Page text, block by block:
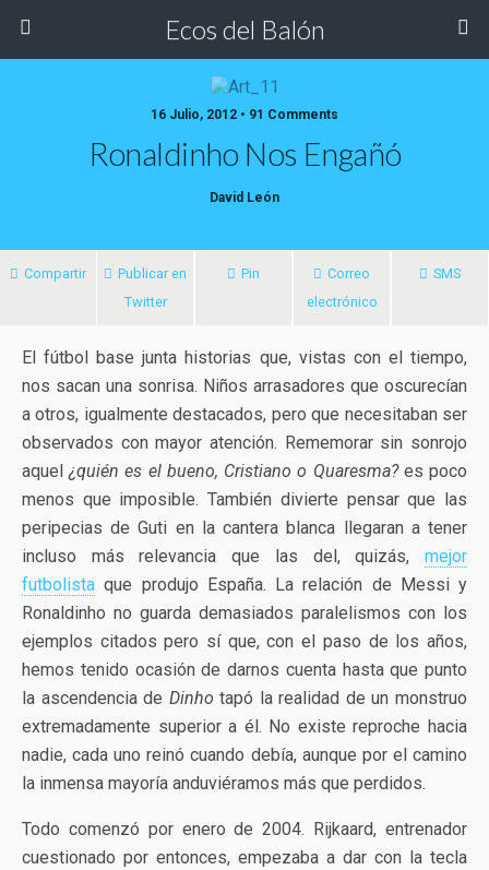
Ecos del Balón
16 Julio, 2012 • 91 Comments
Ronaldinho Nos Engañó
David León
Compartir
Publicar en
Twitter
Pin
Correo
electrónico
SMS
El fútbol base junta historias que, vistas con el tiempo,
nos sacan una sonrisa. Niños arrasadores que oscurecían
a otros, igualmente destacados, pero que necesitaban ser
observados con mayor atención. Rememorar sin sonrojo
aquel¿quién es el bueno, Cristiano o Quaresma?es poco
menos que imposible. También divierte pensar que las
peripecias de Guti en la cantera blanca llegaran a tener
incluso más relevancia que las del, quizás, mejor
futbolista que produjo España. La relación de Messi y
Ronaldinho no guarda demasiados paralelismos con los
ejemplos citados pero sí que, con el paso de los años,
hemos tenido ocasión de darnos cuenta hasta que punto
la ascendencia de Dinho tapó la realidad de un monstruo
extremadamente superior a él. No existe reproche hacia
nadie, cada uno reinó cuando debía, aunque por el camino
la inmensa mayoría anduviéramos más que perdidos.
Todo comenzó por enero de 2004. Rijkaard, entrenador
cuestionado por entonces, empezaba a dar con la tecla